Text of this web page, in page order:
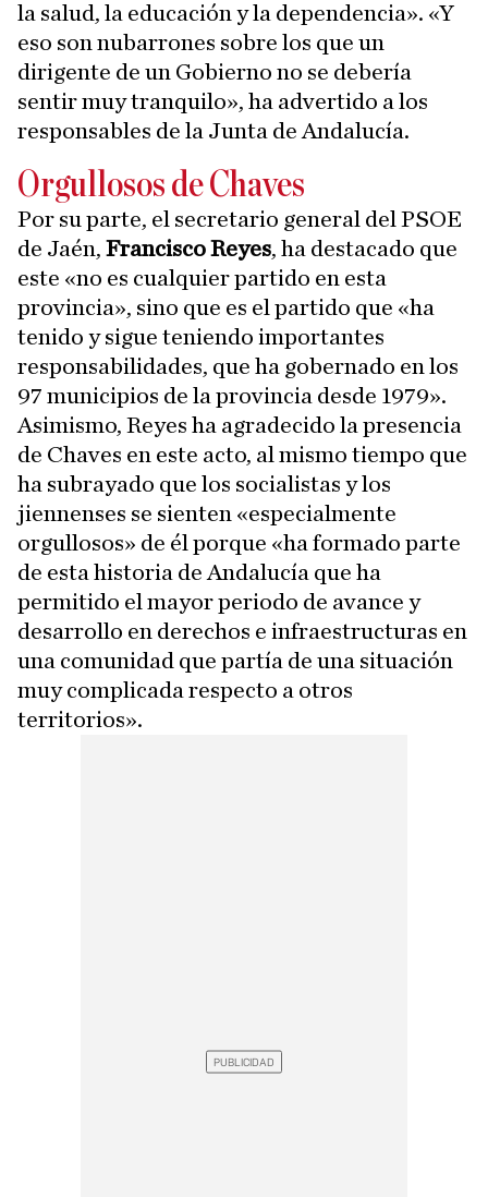
la salud, la educación y la dependencia». «Y
eso son nubarrones sobre los que un
dirigente de un Gobierno no se debería
sentir muy tranquilo», ha advertido a los
responsables de la Junta de Andalucía.
Orgullosos de Chaves
Por su parte, el secretario general del PSOE
de Jaén, Francisco Reyes, ha destacado que
este «no es cualquier partido en esta
provincia», sino que es el partido que «ha
tenido y sigue teniendo importantes
responsabilidades, que ha gobernado en los
97 municipios de la provincia desde 1979».
Asimismo, Reyes ha agradecido la presencia
de Chaves en este acto, al mismo tiempo que
ha subrayado que los socialistas y los
jiennenses se sienten «especialmente
orgullosos» de él porque «ha formado parte
de esta historia de Andalucía que ha
permitido el mayor periodo de avance y
desarrollo en derechos e infraestructuras en
una comunidad que partía de una situación
muy complicada respecto a otros
territorios».